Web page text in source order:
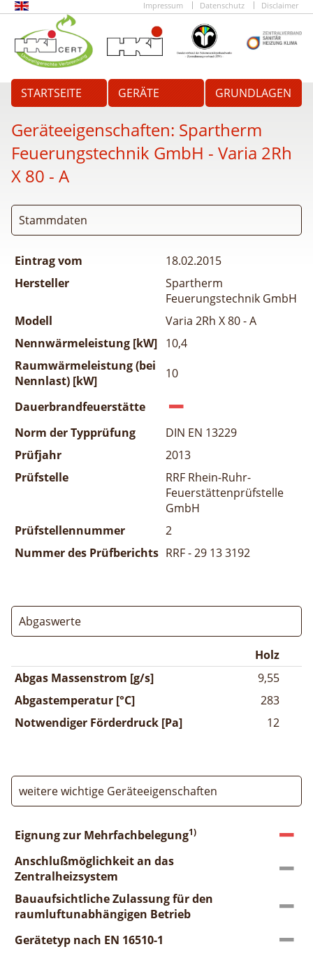
Impressum Datenschutz Disclaimer
STARTSEITE GERÄTE GRUNDLAGEN
Geräteeigenschaften: Spartherm
Feuerungstechnik GmbH - Varia 2Rh
X 80 - A
Stammdaten
Eintrag vom
18.02.2015
Hersteller
Spartherm
Feuerungstechnik GmbH
Modell
Varia 2Rh X 80 - A
Nennwärmeleistung [kW] 10,4
Raumwärmeleistung (bei
Nennlast) [kW]
10
Dauerbrandfeuerstätte
Norm der Typprüfung
DIN EN 13229
Prüfjahr
2013
Prüfstelle
RRF Rhein-Ruhr-
Feuerstättenprüfstelle
GmbH
Prüfstellennummer
2
Nummer des Prüfberichts RRF - 29 13 3192
Abgaswerte
Holz
Abgas Massenstrom [g/s]
9,55
Abgastemperatur [°C]
283
Notwendiger Förderdruck [Pa]
12
weitere wichtige Geräteeigenschaften
Eignung zur Mehrfachbelegung1)
Anschlußmöglichkeit an das
Zentralheizsystem
Bauaufsichtliche Zulassung für den
raumluftunabhängigen Betrieb
Gerätetyp nach EN 16510-1